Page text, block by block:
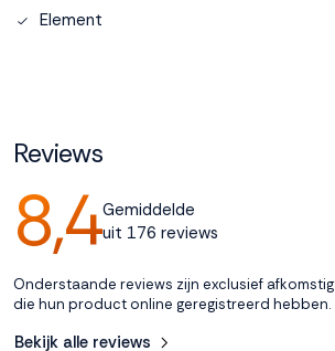
Element
Reviews
8,4Gemiddelde
uit 176 reviews
Onderstaande reviews zijn exclusief
die hun product online geregistreerd hebben.
Bekijk alle reviews